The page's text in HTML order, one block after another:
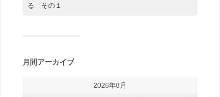
る その１
月間アーカイブ
2026年8月